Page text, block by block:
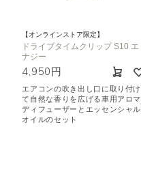
【オンラインストア限定】
ドライブタイムクリップ S10 エ
ナジー
4,950円
エアコンの吹き出し口に取り付け
て自然な香りを広げる車用アロマ
ディフューザーとエッセンシャル
オイルのセット